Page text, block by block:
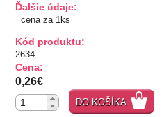
Zľavnené
Aplikácie
Ďalšie údaje:
cena za 1ks
Kód produktu:
2634
Cena:
0,26€
DO KOŠÍKA